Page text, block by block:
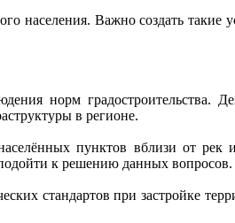
населения. Важно создать такие
норм
в регионе.
пунктов вблизи от
подойти к решению данных вопросов.
стандартов при застройке